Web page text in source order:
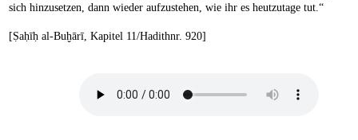
sich hinzusetzen, dann wieder aufzustehen, wie ihr es heutzutage tut.“
[Ṣaḥīḥ al-Buḫārī, Kapitel 11/Hadithnr. 920]